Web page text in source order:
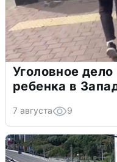
Уголовное
ребенка в
7 августа 9